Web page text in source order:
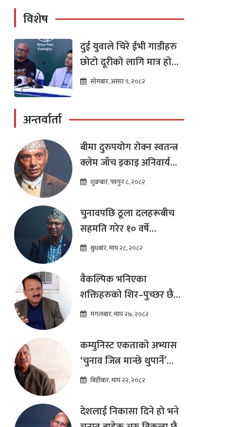
विशेष
दुई युवाले चिरे ईभी गाडीहरु
छोटो दूरीको लागि मात्र हो
भन्ने मान्यता
सोमबार, असार ९, २०८२
अन्तर्वार्ता
बीमा दुरुपयोग रोक्न स्वतन्त्र
क्लेम जाँच इकाइ अनिवार्य
:डा. शम्भुप्रसाद आचार्य
शुक्रबार, फागुन ८, २०८२
चुनावपछि ठूला दलहरूबीच
सहमति गरेर १० वर्षे
दीर्घकालीन आर्थिक सुधार
ढकाल
बुधबार, माघ २८, २०८२
वैकल्पिक भनिएका
शक्तिहरुको शिर–पुच्छर छैन,
प्रतिस्पर्धा पूरानै दलसँग हुन्छ :
मंगलबार, माघ २७, २०८२
कम्युनिस्ट एकताको अभ्यास
‘चुनाव जित्न मान्छे थुपार्ने’
माध्यम मात्र हो : विप्लव
बिहीबार, माघ २२, २०८२
देशलाई निकासा दिने हो भने